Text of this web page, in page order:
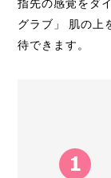
指先の感覚をダ
グラブ」 肌の上
待できます。